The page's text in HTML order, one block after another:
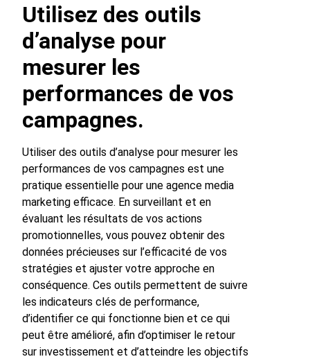
Utilisez des outils
d’analyse pour
mesurer les
performances de vos
campagnes.
Utiliser des outils d’analyse pour mesurer les
performances de vos campagnes est une
pratique essentielle pour une agence media
marketing efficace. En surveillant et en
évaluant les résultats de vos actions
promotionnelles, vous pouvez obtenir des
données précieuses sur l’efficacité de vos
stratégies et ajuster votre approche en
conséquence. Ces outils permettent de suivre
les indicateurs clés de performance,
d’identifier ce qui fonctionne bien et ce qui
peut être amélioré, afin d’optimiser le retour
sur investissement et d’atteindre les objectifs